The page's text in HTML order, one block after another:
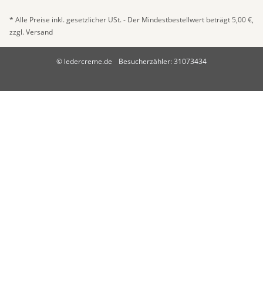
* Alle Preise inkl. gesetzlicher USt. - Der Mindestbestellwert beträgt 5,00 €,
zzgl.Versand
© ledercreme.de Besucherzähler: 31073434